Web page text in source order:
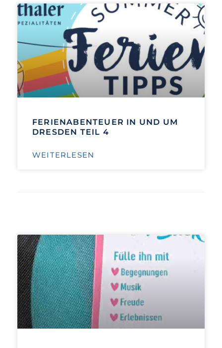
FERIENABENTEUER IN UND UM
DRESDEN TEIL 4
WEITERLESEN